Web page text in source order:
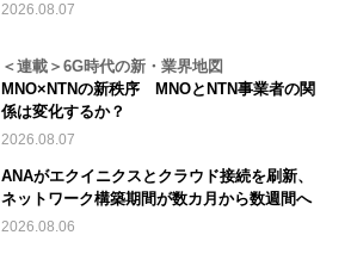
2026.08.07
＜連載＞6G時代の新・業界地図
MNO×NTNの新秩序 MNOとNTN事業者の関
係は変化するか？
2026.08.07
ANAがエクイニクスとクラウド接続を刷新、
ネットワーク構築期間が数カ月から数週間へ
2026.08.06